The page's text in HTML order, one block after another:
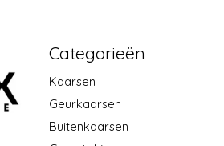
Categorieën
Kaarsen
Geurkaarsen
Buitenkaarsen